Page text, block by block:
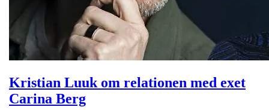
Kristian Luuk om relationen med exet
Carina Berg